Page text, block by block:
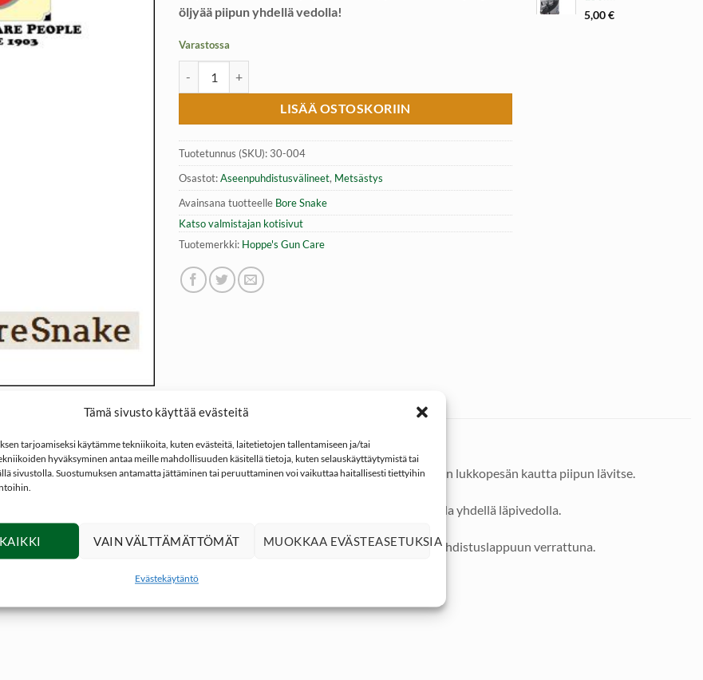
Tämä sivusto käyttää evästeitä
tarjoamiseksi käytämme tekniikoita, kuten evästeitä, laitetietojen tallentamiseen ja/tai
hyväksyminen antaa meille mahdollisuuden käsitellä tietoja, kuten selauskäyttäytymistä tai
sivustolla. Suostumuksen antamatta jättäminen tai peruuttaminen voi vaikuttaa haitallisesti tiettyihin
VAIN VÄLTTÄMÄTTÖMÄT MUOKKAA EVÄSTEASETUKSIA
Evästekäytäntö
öljyää piipun yhdellä vedolla!
Varastossa
LISÄÄ OSTOSKORIIN
Tuotetunnus (SKU): 30-004
Osastot:Aseenpuhdistusvälineet, Metsästys
Avainsana tuotteelle Bore Snake
Katso valmistajan kotisivut
Tuotemerkki: Hoppe's Gun Care
5,00€
yhdellä vedolla. Puhdistusnauhassa on messinkinen ohjainpaino joka ohjataan lukkopesän kautta piipun lävitse.
messinkiharjas ja viimeistelypuhdistaja puhdistaa, harjaa ja öljyää piipun samalla yhdellä läpivedolla.
puhdistusnauhassa on 160 kertaa enemmän puhdistuspinta-alaa tavalliseen puhdistuslappuun verrattuna.